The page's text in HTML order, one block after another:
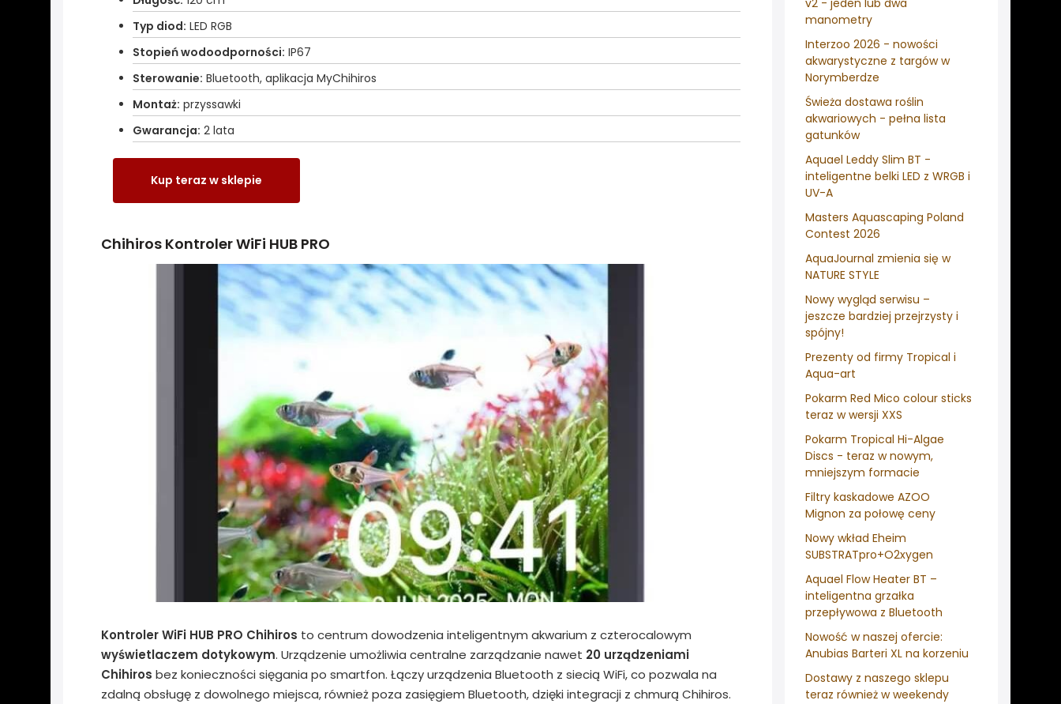
v2 - jeden lub dwa
manometry
Interzoo 2026 - nowości
akwarystyczne z targów w
Norymberdze
Świeża dostawa roślin
akwariowych - pełna lista
gatunków
Aquael Leddy Slim BT -
inteligentne belki LED z WRGB i
UV-A
Masters Aquascaping Poland
Contest 2026
AquaJournal zmienia się w
NATURE STYLE
Nowy wygląd serwisu –
jeszcze bardziej przejrzysty i
spójny!
Prezenty od firmy Tropical i
Aqua-art
Pokarm Red Mico colour sticks
teraz w wersji XXS
Pokarm Tropical Hi-Algae
Discs - teraz w nowym,
mniejszym formacie
Filtry kaskadowe AZOO
Mignon za połowę ceny
Nowy wkład Eheim
SUBSTRATpro+O2xygen
Aquael Flow Heater BT –
inteligentna grzałka
przepływowa z Bluetooth
Nowość w naszej ofercie:
Anubias Barteri XL na korzeniu
Dostawy z naszego sklepu
teraz również w weekendy
Typ diod: LED RGB
Stopień wodoodporności: IP67
Sterowanie: Bluetooth, aplikacja MyChihiros
Montaż: przyssawki
Gwarancja: 2 lata
Kup teraz w sklepie
Chihiros Kontroler WiFi HUB PRO
Kontroler WiFi HUB PRO Chihiros to centrum dowodzenia inteligentnym akwarium z czterocalowym
wyświetlaczem dotykowym. Urządzenie umożliwia centralne zarządzanie nawet 20 urządzeniami
Chihiros bez konieczności sięgania po smartfon. Łączy urządzenia Bluetooth z siecią WiFi, co pozwala na
zdalną obsługę z dowolnego miejsca, również poza zasięgiem Bluetooth, dzięki integracji z chmurą Chihiros.